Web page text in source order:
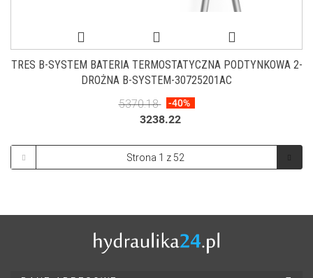
TRES B-SYSTEM BATERIA TERMOSTATYCZNA PODTYNKOWA 2-
DROŻNA B-SYSTEM-30725201AC
5370.18
-40%
3238.22